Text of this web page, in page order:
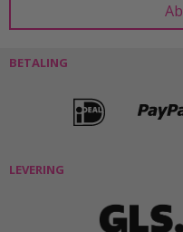
BETALING
LEVERING